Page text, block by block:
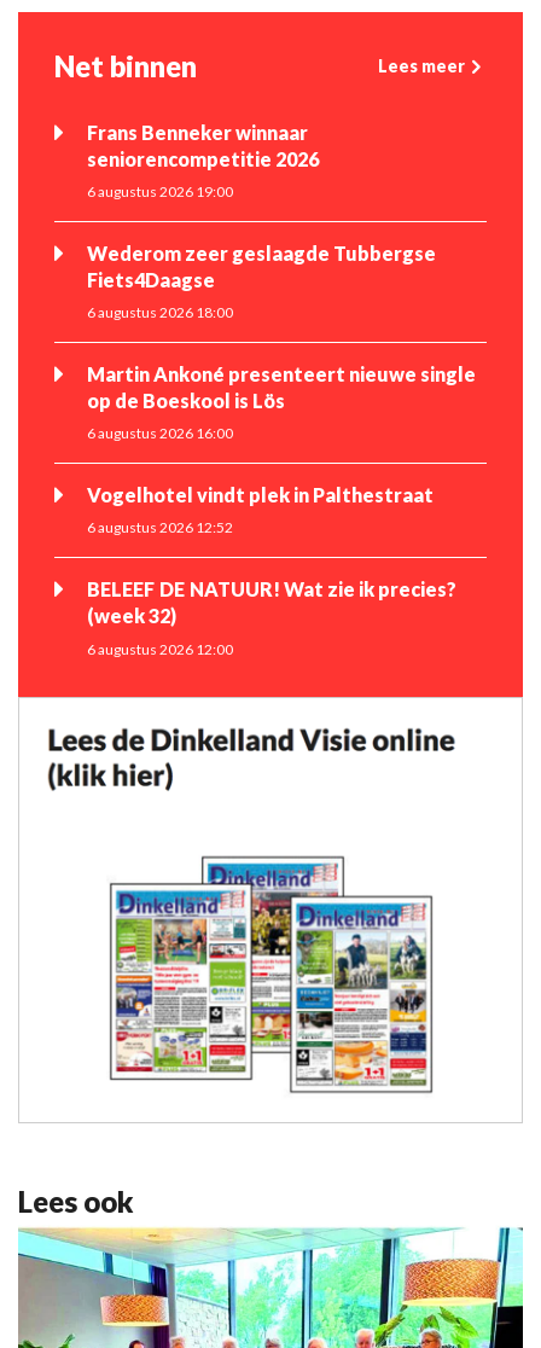
Net binnen Lees meer
Frans Benneker winnaar
seniorencompetitie 2026
6 augustus 2026 19:00
Wederom zeer geslaagde Tubbergse
Fiets4Daagse
6 augustus 2026 18:00
Martin Ankoné presenteert nieuwe single
op de Boeskool is Lös
6 augustus 2026 16:00
Vogelhotel vindt plek in Palthestraat
6 augustus 2026 12:52
BELEEF DE NATUUR! Wat zie ik precies?
(week 32)
6 augustus 2026 12:00
Lees ook